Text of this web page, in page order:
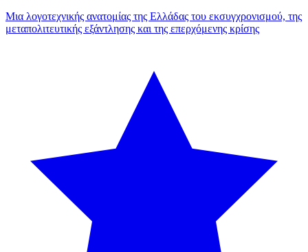
Μια λογοτεχνικής ανατομίας της Ελλάδας του εκσυγχρονισμού, της
μεταπολιτευτικής εξάντλησης και της επερχόμενης κρίσης